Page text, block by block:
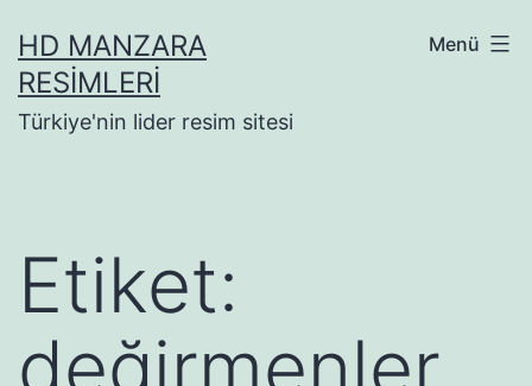
geçHD MANZARA
RESIMLERI
Türkiye'nin lider resim sitesi
Menü
Etiket:
değirmenler